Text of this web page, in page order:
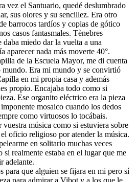
vez el Santuario, quedé deslumbrado
sus olores y su sencillez. Era otro
barrocos tardíos y copias de gótico
casos fantasmales. Tènebres
daba miedo dar la vuelta a una
aparecer nada más moverte 40°.
de la Escuela Mayor, me di cuenta
mundo. Era mi mundo y se convirtió
en mi propia casa y además
propio. Encajaba todo como si
Ese organito eléctrico era la pieza
mosaico cuando los dedos
como virtuosos lo tocábais.
música como si estuviera sobre
oficio religioso por atender la música.
en solitario muchas veces
realmente estaba en el lugar que me
adelante.
para que alguien se fijara en mi pero sí
para admirar a Vibot y a los que le